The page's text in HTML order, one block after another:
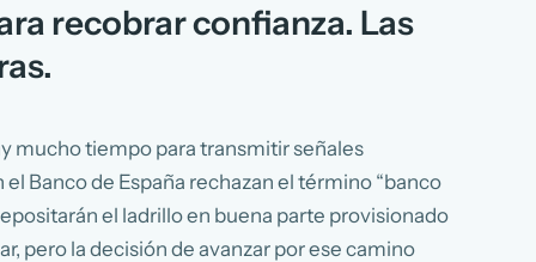
recobrar confianza. Las
mucho tiempo para transmitir señales
Banco de España rechazan el término “banco
el ladrillo en buena parte provisionado
pero la decisión de avanzar por ese camino